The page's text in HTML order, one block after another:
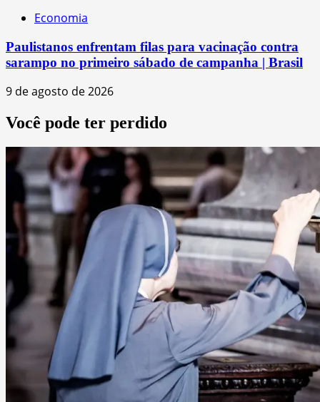
Economia
Paulistanos enfrentam filas para vacinação contra
sarampo no primeiro sábado de campanha | Brasil
9 de agosto de 2026
Você pode ter perdido